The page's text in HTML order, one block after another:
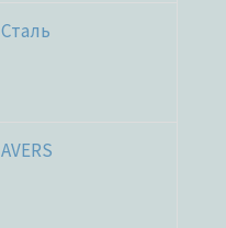
Сталь
AVERS